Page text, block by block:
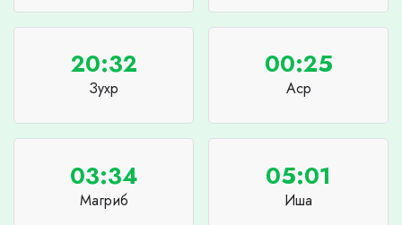
20:32
Зухр
00:25
Аср
03:34
Магриб
05:01
Иша